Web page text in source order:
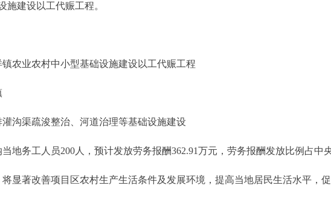
施建设以工代赈工程。
农业农村中小型基础设施建设以工代赈工程
沟渠疏浚整治、河道治理等基础设施建设
务工人员200人，预计发放劳务报酬362.91万元，劳务报酬发放比例占中央
著改善项目区农村生产生活条件及发展环境，提高当地居民生活水平，促